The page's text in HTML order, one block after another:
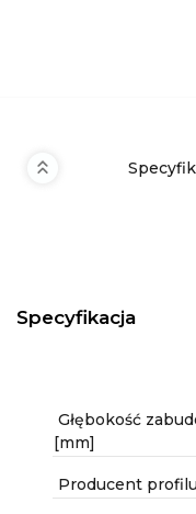
Specyfikacja
Głębokość
[mm]
Producent profilu